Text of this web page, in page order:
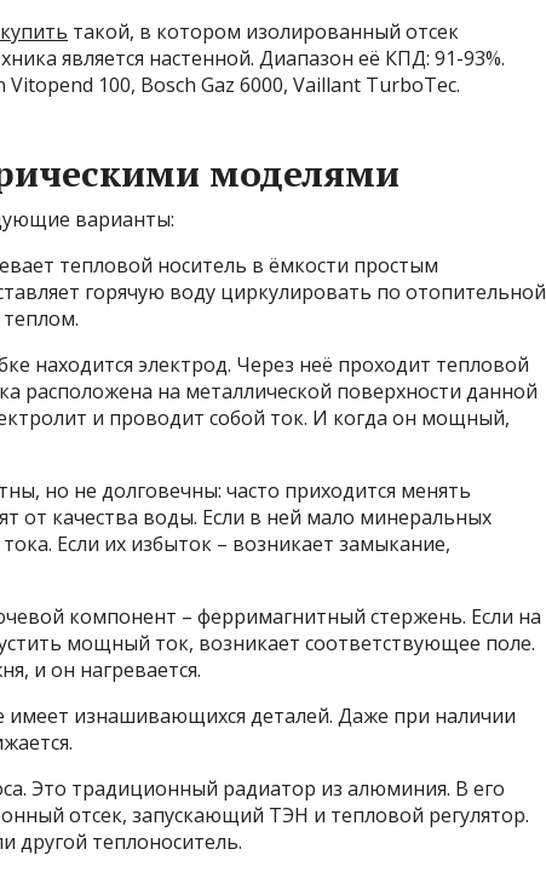
такой, в котором изолированный отсек
является настенной. Диапазон её КПД: 91-93%.
Vitopend 100, Bosch Gaz 6000, Vaillant TurboTec.
моделями
варианты:
тепловой носитель в ёмкости простым
горячую воду циркулировать по отопительной
находится электрод. Через неё проходит тепловой
расположена на металлической поверхности данной
и проводит собой ток. И когда он мощный,
но не долговечны: часто приходится менять
от качества воды. Если в ней мало минеральных
Если их избыток – возникает замыкание,
компонент – ферримагнитный стержень. Если на
мощный ток, возникает соответствующее поле.
и он нагревается.
имеет изнашивающихся деталей. Даже при наличии
Это традиционный радиатор из алюминия. В его
отсек, запускающий ТЭН и тепловой регулятор.
другой теплоноситель.